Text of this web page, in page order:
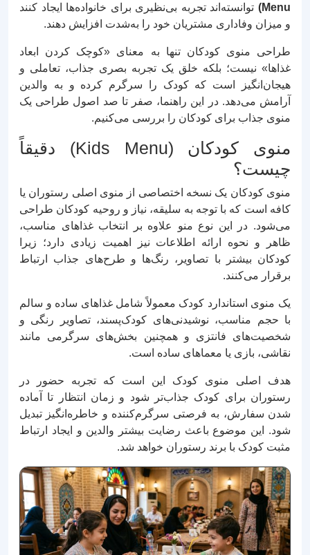
Menu)
توانسته‌اند تجربه بی‌نظیری برای خانواده‌ها ایجاد کنند
و میزان وفاداری مشتریان خود را به‌شدت افزایش دهند.
طراحی منوی کودکان تنها به معنای «کوچک کردن ابعاد
غذاها» نیست؛ بلکه خلق یک تجربه بصری جذاب، تعاملی و
هیجان‌انگیز است که کودک را سرگرم کرده و به والدین
آرامش می‌دهد. در این راهنما، صفر تا صد اصول طراحی یک
منوی جذاب برای کودکان را بررسی می‌کنیم.
منوی کودکان (Kids Menu) دقیقاً
چیست؟
منوی کودکان یک نسخه اختصاصی از منوی اصلی رستوران یا
کافه است که با توجه به سلیقه، نیاز و روحیه کودکان طراحی
می‌شود. در این نوع منو علاوه بر انتخاب غذاهای مناسب،
ظاهر و نحوه ارائه اطلاعات نیز اهمیت زیادی دارد؛ زیرا
کودکان بیشتر با تصاویر، رنگ‌ها و طرح‌های جذاب ارتباط
برقرار می‌کنند.
یک منوی استاندارد کودک معمولاً شامل غذاهای ساده و سالم
با حجم مناسب، نوشیدنی‌های کودک‌پسند، تصاویر رنگی و
شخصیت‌های فانتزی و همچنین بخش‌های سرگرمی مانند
نقاشی، بازی یا معماهای ساده است.
هدف اصلی منوی کودک این است که تجربه حضور در
رستوران برای کودک جذاب‌تر شود و زمان انتظار تا آماده
شدن سفارش، به فرصتی سرگرم‌کننده و خاطره‌انگیز تبدیل
شود. این موضوع باعث رضایت بیشتر والدین و ایجاد ارتباط
مثبت کودک با برند رستوران خواهد شد.